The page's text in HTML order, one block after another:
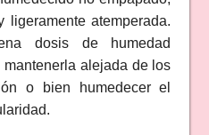
atemperada.
dosis de humedad
alejada de los
o bien humedecer el